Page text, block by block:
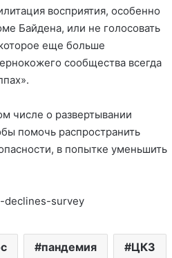
восприятия, особенно
Байдена, или не голосовать
еще больше
сообщества всегда
числе о развертывании
помочь распространить
в попытке уменьшить
declines-survey
пандемия ЦКЗ